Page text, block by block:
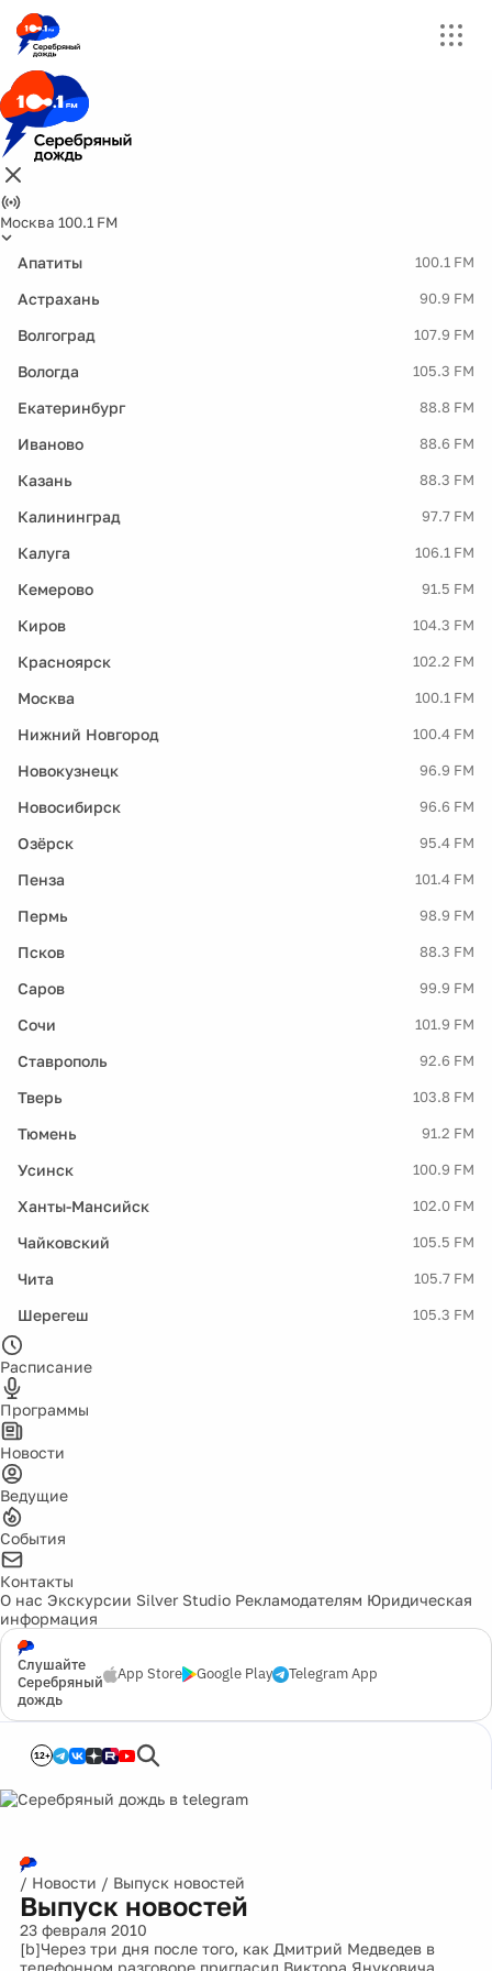
Москва 100.1 FM
Апатиты 100.1 FM
Астрахань 90.9 FM
Волгоград 107.9 FM
Вологда 105.3 FM
Екатеринбург 88.8 FM
Иваново 88.6 FM
Казань 88.3 FM
Калининград 97.7 FM
Калуга 106.1 FM
Кемерово 91.5 FM
Киров 104.3 FM
Красноярск 102.2 FM
Москва 100.1 FM
Нижний Новгород 100.4 FM
Новокузнецк 96.9 FM
Новосибирск 96.6 FM
Озёрск 95.4 FM
Пенза 101.4 FM
Пермь 98.9 FM
Псков 88.3 FM
Саров 99.9 FM
Сочи 101.9 FM
Ставрополь 92.6 FM
Тверь 103.8 FM
Тюмень 91.2 FM
Усинск 100.9 FM
Ханты-Мансийск 102.0 FM
Чайковский 105.5 FM
Чита 105.7 FM
Шерегеш 105.3 FM
Расписание
Программы
Новости
Ведущие
События
Контакты
О нас Экскурсии Silver Studio Рекламодателям Юридическая
информация
Слушайте
Серебряный
дождь
App Store Google Play Telegram App
12+
/ Новости / Выпуск новостей
Выпуск новостей
23 февраля 2010
[b]Через три дня после того, как Дмитрий Медведев в